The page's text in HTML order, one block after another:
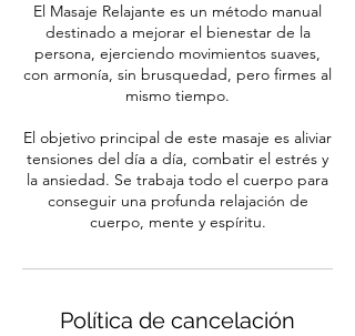
El Masaje Relajante es un método manual
destinado a mejorar el bienestar de la
persona, ejerciendo movimientos suaves,
con armonía, sin brusquedad, pero firmes al
mismo tiempo.
El objetivo principal de este masaje es aliviar
tensiones del día a día, combatir el estrés y
la ansiedad. Se trabaja todo el cuerpo para
conseguir una profunda relajación de
cuerpo, mente y espíritu.
Política de cancelación